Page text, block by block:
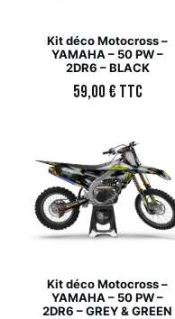
Kit déco Motocross –
YAMAHA – 50 PW –
2DR6 – BLACK
59,00€ TTC
Kit déco Motocross –
YAMAHA – 50 PW –
2DR6 – GREY & GREEN